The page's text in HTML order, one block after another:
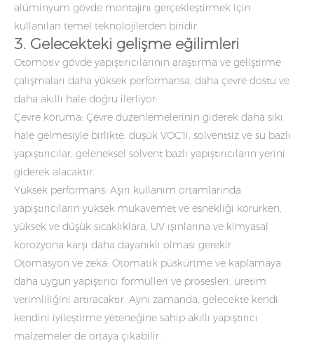
alüminyum gövde montajını gerçekleştirmek için
kullanılan temel teknolojilerden biridir.
3. Gelecekteki gelişme eğilimleri
Otomotiv gövde yapıştırıcılarının araştırma ve geliştirme
çalışmaları daha yüksek performansa, daha çevre dostu ve
daha akıllı hale doğru ilerliyor:
Çevre koruma: Çevre düzenlemelerinin giderek daha sıkı
hale gelmesiyle birlikte, düşük VOC'li, solventsiz ve su bazlı
yapıştırıcılar, geleneksel solvent bazlı yapıştırıcıların yerini
giderek alacaktır.
Yüksek performans: Aşırı kullanım ortamlarında
yapıştırıcıların yüksek mukavemet ve esnekliği korurken,
yüksek ve düşük sıcaklıklara, UV ışınlarına ve kimyasal
korozyona karşı daha dayanıklı olması gerekir.
Otomasyon ve zeka: Otomatik püskürtme ve kaplamaya
daha uygun yapıştırıcı formülleri ve prosesleri, üretim
verimliliğini artıracaktır. Aynı zamanda, gelecekte kendi
kendini iyileştirme yeteneğine sahip akıllı yapıştırıcı
malzemeler de ortaya çıkabilir.